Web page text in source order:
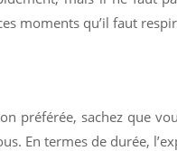
moments qu’il faut
préférée, sachez que
En termes de durée,